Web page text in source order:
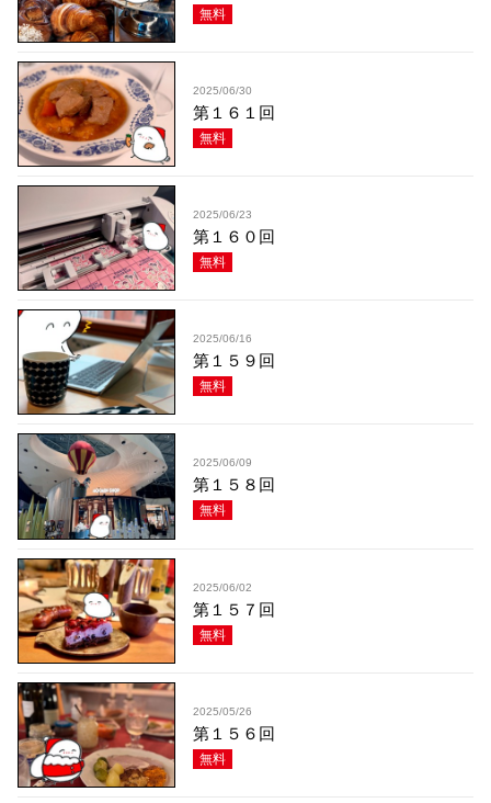
無料
2025/06/30
第１６１回
無料
2025/06/23
第１６０回
無料
2025/06/16
第１５９回
無料
2025/06/09
第１５８回
無料
2025/06/02
第１５７回
無料
2025/05/26
第１５６回
無料